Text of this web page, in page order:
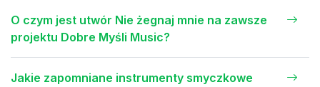
O czym jest utwór Nie żegnaj mnie na zawsze
projektu Dobre Myśli Music?
Jakie zapomniane instrumenty smyczkowe